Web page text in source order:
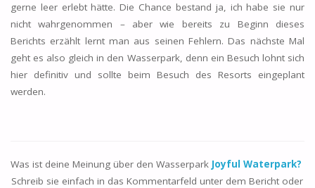
gerne leer erlebt hätte. Die Chance bestand ja, ich habe sie nur
nicht wahrgenommen – aber wie bereits zu Beginn dieses
Berichts erzählt lernt man aus seinen Fehlern. Das nächste Mal
geht es also gleich in den Wasserpark, denn ein Besuch lohnt sich
hier definitiv und sollte beim Besuch des Resorts eingeplant
werden.
Was ist deine Meinung über den Wasserpark Joyful Waterpark?
Schreib sie einfach in das Kommentarfeld unter dem Bericht oder